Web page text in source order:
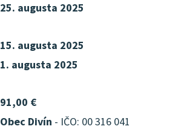
25. augusta 2025
15. augusta 2025
1. augusta 2025
91,00 €
Obec Divín - IČO: 00 316 041